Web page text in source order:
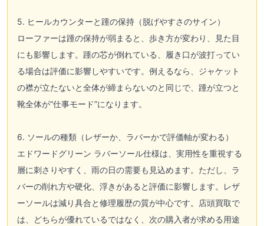
5. ヒールカウンターと踵の保持（脱げやすさのサイン）
ローファーは踵の保持が弱まると、歩き方が変わり、見た目
にも影響します。踵の芯が倒れている、履き口が波打ってい
る場合は評価に影響しやすいです。例えるなら、ジャケット
の襟が立たないと全体が締まらないのと同じで、踵が立つと
靴全体が“仕事モード”になります。
6. ソールの種類（レザーか、ラバーかで評価軸が変わる）
エドワードグリーン ラバーソール仕様は、実用性を重視する
層に刺さりやすく、雨の日の需要も見込めます。ただし、ラ
バーの削れ方や硬化、浮きがあると評価に影響します。レザ
ーソールは減り具合と修理履歴の質が中心です。店頭買取で
は、どちらが優れているではなく、次の購入者が求める用途